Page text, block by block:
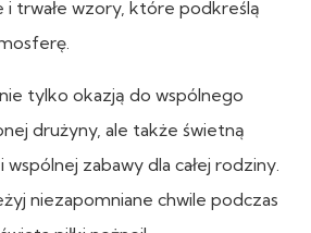
trwałe wzory, które podkreślą
tylko okazją do wspólnego
drużyny, ale także świetną
zabawy dla całej rodziny.
niezapomniane chwile podczas